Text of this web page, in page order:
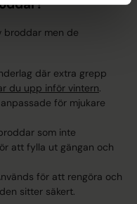
broddar men de
där extra grepp
du upp inför vintern.
för mjukare
som inte
att fylla ut gängan och
för att rengöra och
sitter säkert.